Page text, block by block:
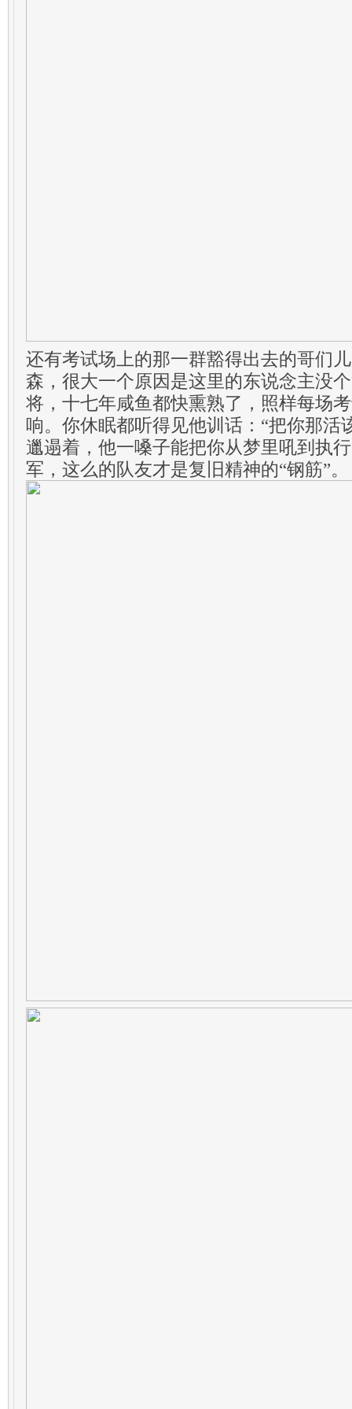
还有考试场上的那一群豁得出去的哥们
森，很大一个原因是这里的东说念主没
将，十七年咸鱼都快熏熟了，照样每场
响。你休眠都听得见他训话：“把你那活
邋遢着，他一嗓子能把你从梦里吼到执
军，这么的队友才是复旧精神的“钢筋”。